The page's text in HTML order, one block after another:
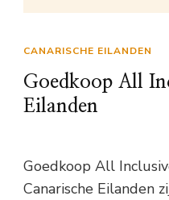
CANARISCHE EILANDEN
Goedkoop All
Eilanden
Goedkoop All
Canarische Eilanden